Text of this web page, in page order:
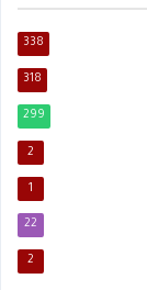
338
318
299
2
1
22
2